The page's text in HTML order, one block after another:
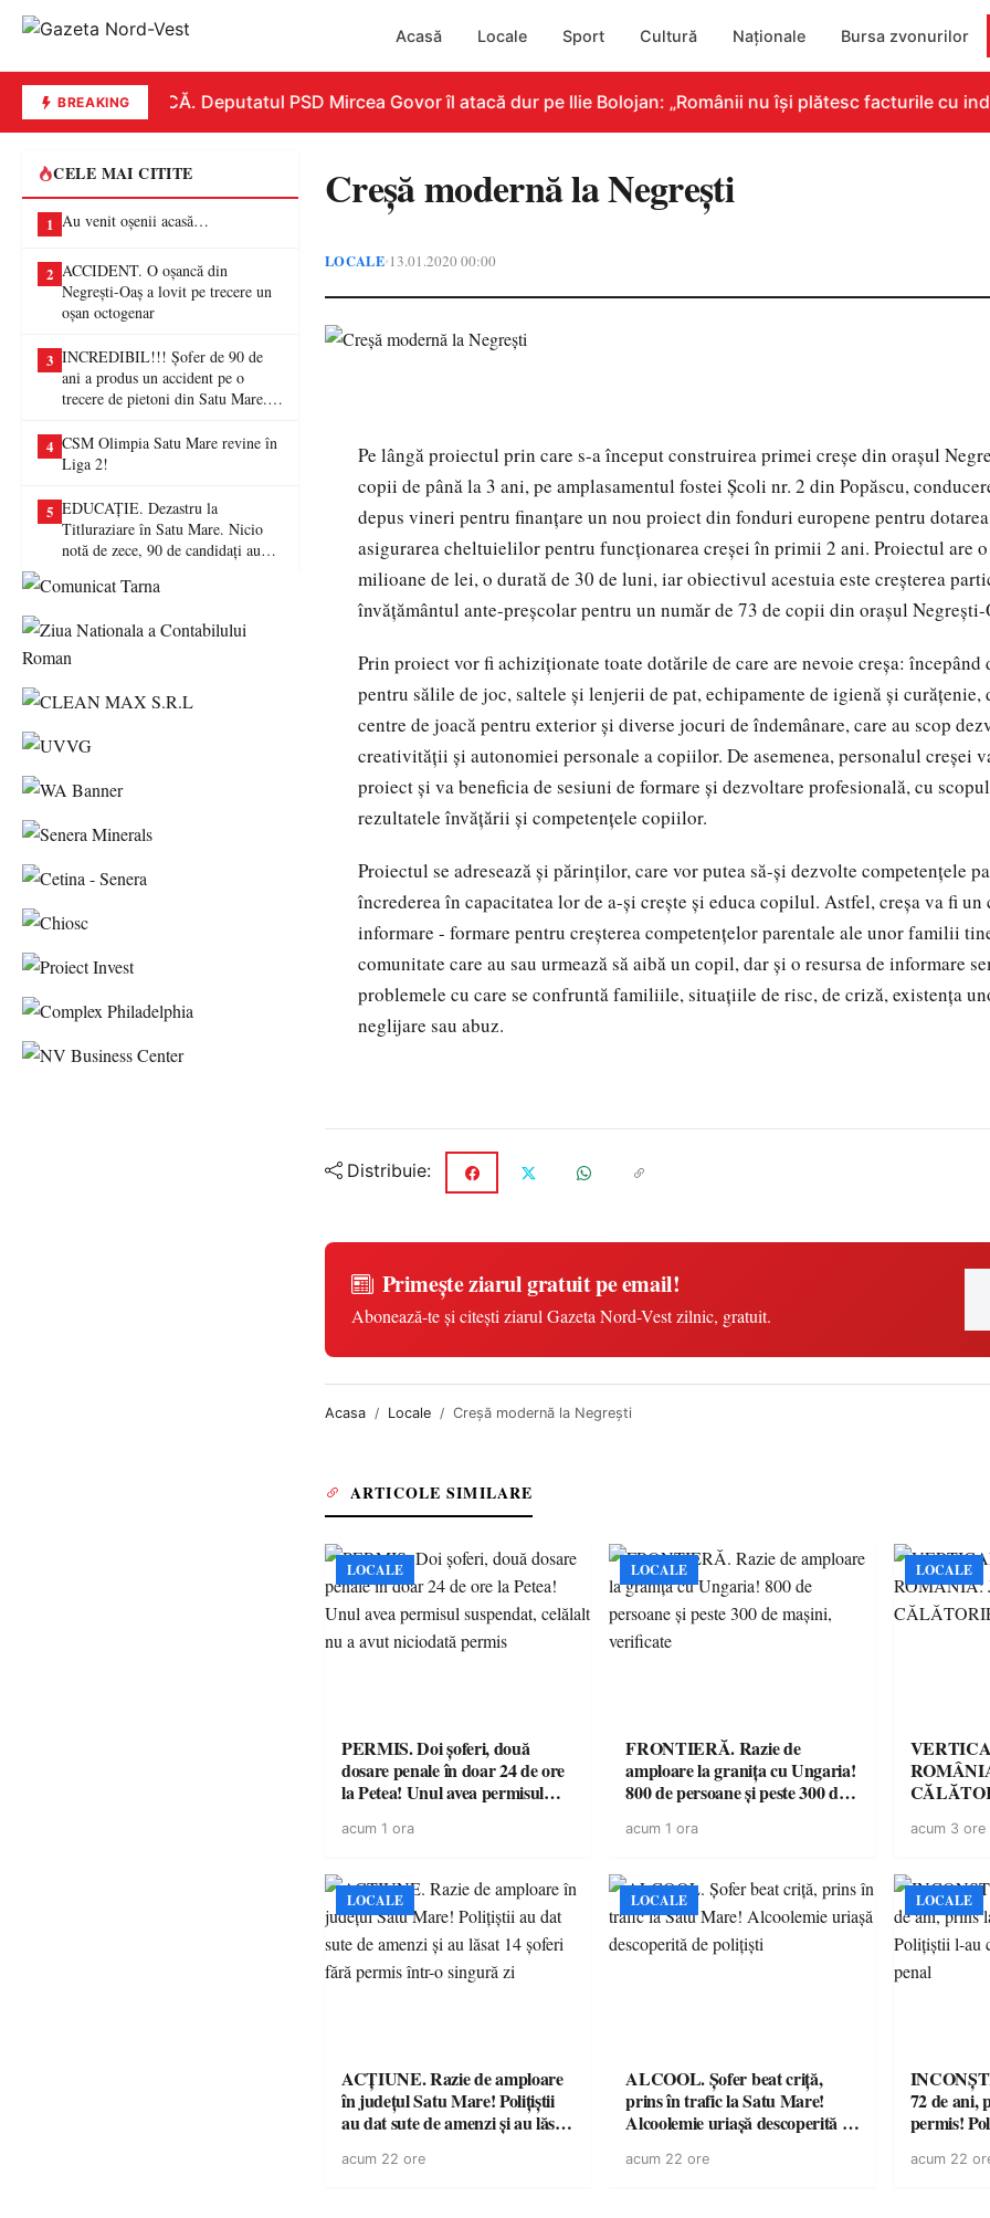
Acasă Locale Sport Cultură Naționale Bursa zvonurilor
BREAKINGREPLICĂ. Deputatul PSD Mircea Govor îl atacă dur pe Ilie Bolojan: „Românii nu își plătesc facturile cu
CELE MAI CITITE
1 Au venit oșenii acasă…
2 ACCIDENT. O oșancă din
Negrești-Oaș a lovit pe trecere un
oșan octogenar
3 INCREDIBIL!!! Șofer de 90 de
ani a produs un accident pe o
trecere de pietoni din Satu Mare. O
4 CSM Olimpia Satu Mare revine în
Liga 2!
5 EDUCAȚIE. Dezastru la
Titluraziare în Satu Mare. Nicio
notă de zece, 90 de candidați au
Creșă modernă la Negrești
LOCALE•13.01.2020 00:00
Pe lângă proiectul prin care s-a început construirea primei creșe din orașul
copii de până la 3 ani, pe amplasamentul fostei Școli nr. 2 din Popăscu,
depus vineri pentru finanțare un nou proiect din fonduri europene pentru
asigurarea cheltuielilor pentru funcționarea creșei în primii 2 ani. Proiectul are
milioane de lei, o durată de 30 de luni, iar obiectivul acestuia este creșterea
învățământul ante-preșcolar pentru un număr de 73 de copii din orașul Negrești-
Prin proiect vor fi achiziționate toate dotările de care are nevoie creșa:
pentru sălile de joc, saltele și lenjerii de pat, echipamente de igienă și curățenie,
centre de joacă pentru exterior și diverse jocuri de îndemânare, care au scop
creativității și autonomiei personale a copiilor. De asemenea, personalul creșei
proiect și va beneficia de sesiuni de formare și dezvoltare profesională, cu
rezultatele învățării și competențele copiilor.
Proiectul se adresează și părinților, care vor putea să-și dezvolte competențele
încrederea în capacitatea lor de a-și crește și educa copilul. Astfel, creșa va fi un
informare - formare pentru creșterea competențelor parentale ale unor familii
comunitate care au sau urmează să aibă un copil, dar și o resursa de informare
problemele cu care se confruntă familiile, situațiile de risc, de criză, existența
neglijare sau abuz.
Distribuie:
Primește ziarul gratuit pe email!
Abonează-te și citești ziarul Gazeta Nord-Vest zilnic, gratuit.
Acasa Locale Creșă modernă la Negrești
ARTICOLE SIMILARE
LOCALE
PERMIS. Doi șoferi, două
dosare penale în doar 24 de ore
la Petea! Unul avea permisul
niciodată permis
acum 1 ora
LOCALE
FRONTIERĂ. Razie de
amploare la granița cu Ungaria!
800 de persoane și peste 300 de
acum 1 ora
LOCALE
acum 3 ore
LOCALE
ACȚIUNE. Razie de amploare
în județul Satu Mare! Polițiștii
au dat sute de amenzi și au lăsat
singură zi
acum 22 ore
LOCALE
ALCOOL. Șofer beat criță,
prins în trafic la Satu Mare!
Alcoolemie uriașă descoperită de
acum 22 ore
LOCALE
72 de ani,
permis!
acum 22